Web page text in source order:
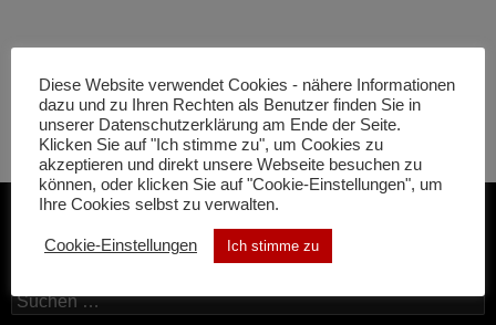
NÄCHSTER BEITRAG
H-01 Kleineinsatz technisch
SUCHE
Suchen
nach:
Diese Website verwendet Cookies - nähere Informationen
dazu und zu Ihren Rechten als Benutzer finden Sie in
unserer Datenschutzerklärung am Ende der Seite.
Klicken Sie auf "Ich stimme zu", um Cookies zu
akzeptieren und direkt unsere Webseite besuchen zu
können, oder klicken Sie auf "Cookie-Einstellungen", um
Ihre Cookies selbst zu verwalten.
Cookie-Einstellungen Ich stimme zu